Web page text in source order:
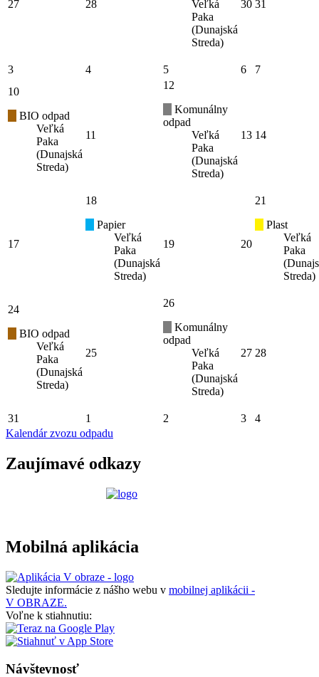
27 28
Veľká
Paka
(Dunajská
Streda)
30 31
3 4 5 6
7
10
BIO odpad
Veľká
Paka
(Dunajská
Streda)
11
12
Komunálny
odpad
Veľká
Paka
(Dunajská
Streda)
13 14
17
18
Papier
Veľká
Paka
(Dunajská
Streda)
19 20
21
Plast
Veľká
Paka
Streda)
24
BIO odpad
Veľká
Paka
(Dunajská
Streda)
25
26
Komunálny
odpad
Veľká
Paka
(Dunajská
Streda)
27 28
31 1 2 3
4
Kalendár zvozu odpadu
Zaujímavé odkazy
Mobilná aplikácia
Sledujte informácie z nášho webu v mobilnej aplikácii -
V OBRAZE.
Voľne k stiahnutiu:
Návštevnosť